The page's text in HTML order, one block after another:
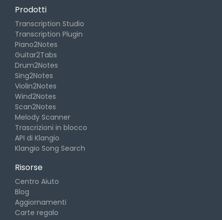
Prodotti
Transcription Studio
Transcription Plugin
Piano2Notes
Guitar2Tabs
Drum2Notes
Sing2Notes
Violin2Notes
Wind2Notes
Scan2Notes
Melody Scanner
Trascrizioni in blocco
API di Klangio
Klangio Song Search
Risorse
Centro Aiuto
Blog
Aggiornamenti
Carte regalo